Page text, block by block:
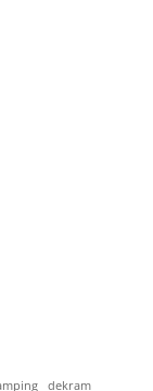
dekram